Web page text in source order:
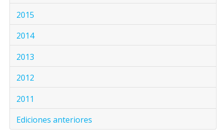
2015
2014
2013
2012
2011
Ediciones anteriores